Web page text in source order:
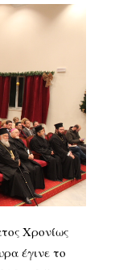
Χρονίως
έγινε το